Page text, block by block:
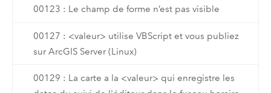
00123 : Le champ de forme n’est pas visible
00127 : <valeur> utilise VBScript et vous publiez
sur ArcGIS Server (Linux)
00129 : La carte a la <valeur> qui enregistre les